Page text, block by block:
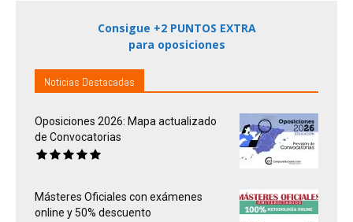
Consigue +2 PUNTOS EXTRA
para oposiciones
Noticias Destacadas
Oposiciones 2026: Mapa actualizado
de Convocatorias
Másteres Oficiales con exámenes
online y 50% descuento